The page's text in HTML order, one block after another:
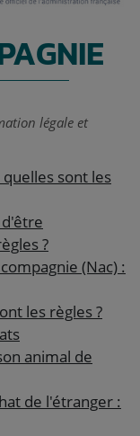
légale et
sont les
?
(Nac) :
les règles ?
animal de
de l'étranger :